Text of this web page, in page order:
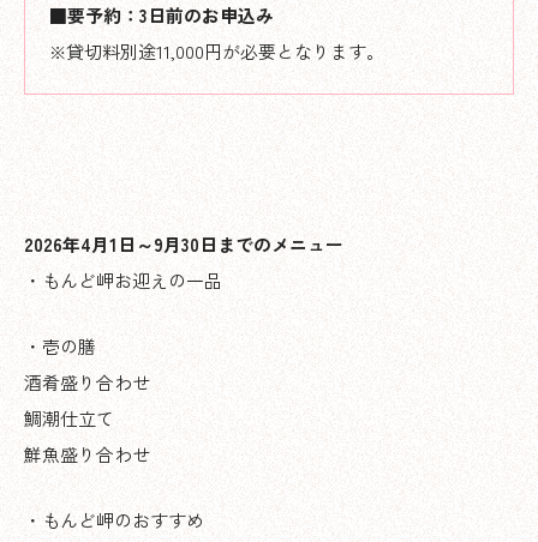
■要予約：3日前のお申込み
※貸切料別途11,000円が必要となります。
2026年4月1日～9月30日までのメニュー
・もんど岬お迎えの一品
・壱の膳
酒肴盛り合わせ
鯛潮仕立て
鮮魚盛り合わせ
・もんど岬のおすすめ